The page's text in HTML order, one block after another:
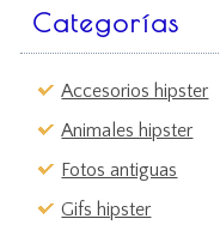
Categorías
Accesorios hipster
Animales hipster
Fotos antiguas
Gifs hipster